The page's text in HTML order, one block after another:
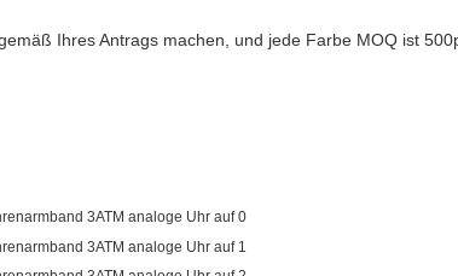
Ihres Antrags machen, und jede Farbe MOQ ist